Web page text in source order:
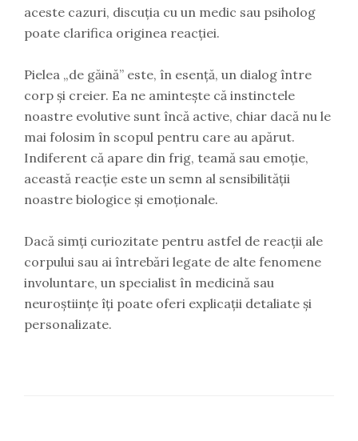
aceste cazuri, discuția cu un medic sau psiholog
poate clarifica originea reacției.
Pielea „de găină” este, în esență, un dialog între
corp și creier. Ea ne amintește că instinctele
noastre evolutive sunt încă active, chiar dacă nu le
mai folosim în scopul pentru care au apărut.
Indiferent că apare din frig, teamă sau emoție,
această reacție este un semn al sensibilității
noastre biologice și emoționale.
Dacă simți curiozitate pentru astfel de reacții ale
corpului sau ai întrebări legate de alte fenomene
involuntare, un specialist în medicină sau
neuroștiințe îți poate oferi explicații detaliate și
personalizate.